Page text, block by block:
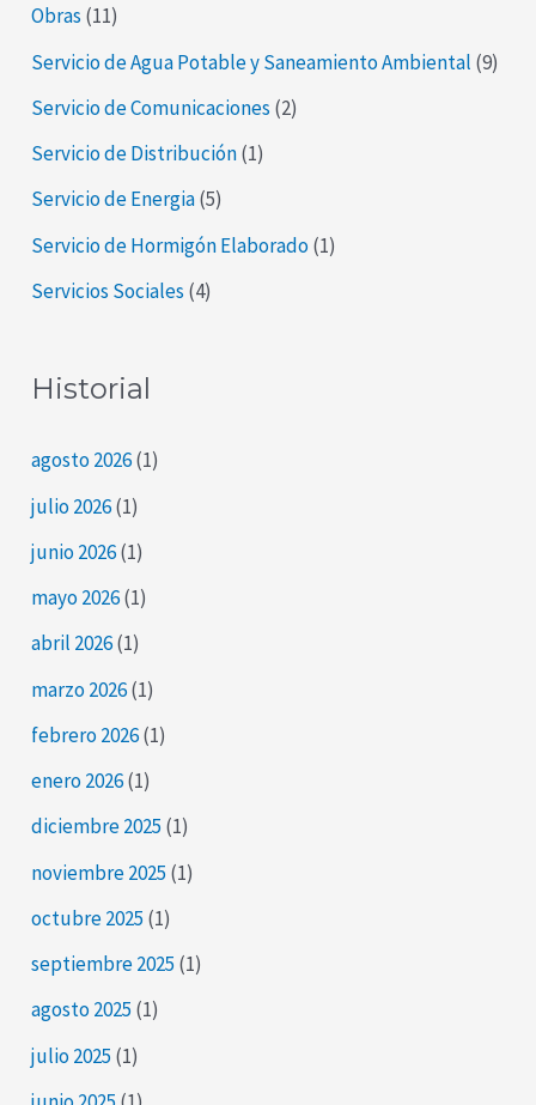
Obras (11)
Servicio de Agua Potable y Saneamiento Ambiental (9)
Servicio de Comunicaciones (2)
Servicio de Distribución(1)
Servicio de Energia(5)
Servicio de Hormigón Elaborado(1)
Servicios Sociales (4)
Historial
agosto 2026(1)
julio 2026(1)
junio 2026(1)
mayo 2026(1)
abril 2026(1)
marzo 2026(1)
febrero 2026(1)
enero 2026(1)
diciembre 2025 (1)
noviembre 2025 (1)
octubre 2025 (1)
septiembre 2025 (1)
agosto 2025 (1)
julio 2025 (1)